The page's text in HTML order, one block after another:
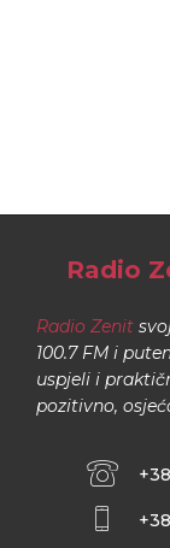
Radio
Radio Zenit
100.7 FM i
uspjeli i
pozitivno,